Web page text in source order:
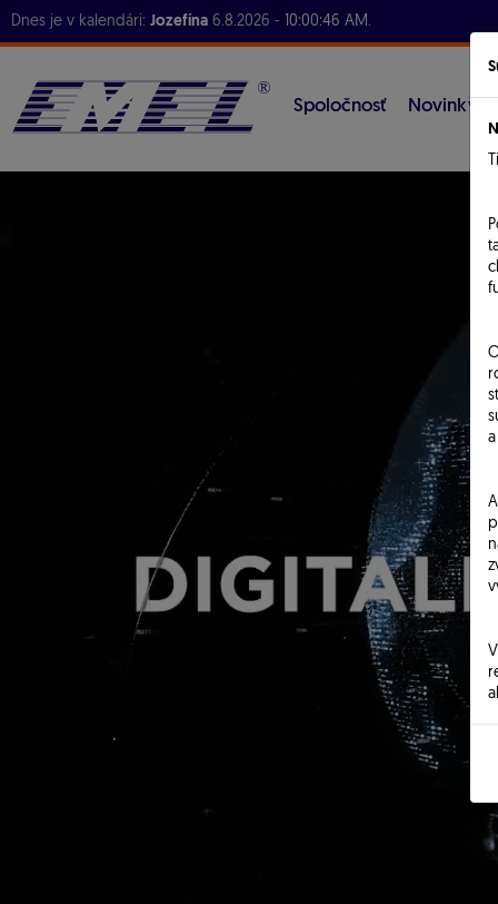
Dnes je v kalendári: Jozefína 6.8.2026 - 10:00:47 AM.
Spoločnosť Novinky